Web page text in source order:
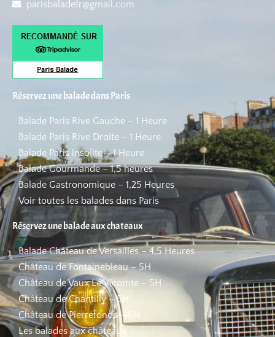
parisbaladefr@gmail.com
Réservez une balade dans Paris
Balade Paris Rive Gauche – 1 Heure
Balade Paris Rive Droite – 1 Heure
Balade Paris insolite – 1 Heure
Balade Gourmande – 1,5 heures
Balade Gastronomique – 1,25 Heures
Voir toutes les balades dans Paris
Réservez une balade aux chateaux
Balade Château de Versailles – 4,5 Heures
Château de Fontainebleau – 5H
Château de Vaux Le Vicomte – 5H
Château de Chantilly – 5H
Château de Pierrefonds – 6H
Les balades aux châteaux